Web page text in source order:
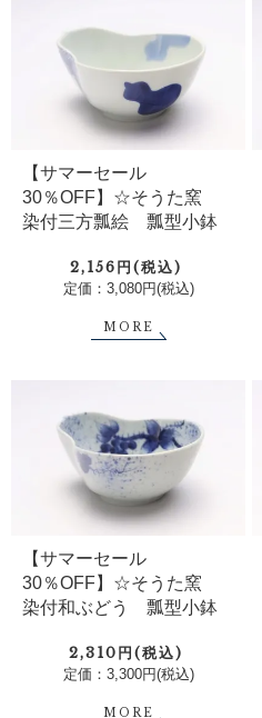
【サマーセール
30％OFF】☆そうた窯
染付三方瓢絵 瓢型小鉢
2,156円(税込)
定価：3,080円(税込)
MORE
【サマーセール
30％OFF】☆そうた窯
染付和ぶどう 瓢型小鉢
2,310円(税込)
定価：3,300円(税込)
MORE